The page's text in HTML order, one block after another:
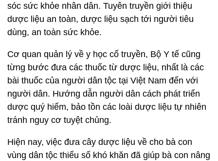
sóc sức khỏe nhân dân. Tuyên truyền giới thiệu
dược liệu an toàn, dược liệu sạch tới người tiêu
dùng, an toàn sức khỏe.
Cơ quan quản lý về y học cổ truyền, Bộ Y tế cũng
từng bước đưa các thuốc từ dược liệu, nhất là các
bài thuốc của người dân tộc tại Việt Nam đến với
người dân. Hướng dẫn người dân cách phát triển
dược quý hiếm, bảo tồn các loài dược liệu tự nhiên
tránh nguy cơ tuyệt chủng.
Hiện nay, việc đưa cây dược liệu về cho bà con
vùng dân tộc thiểu số khó khăn đã giúp bà con nâng